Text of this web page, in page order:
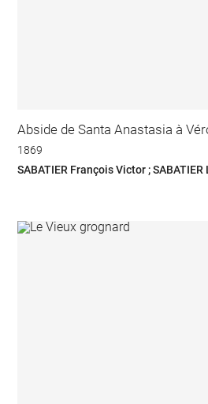
Abside de Santa Anastasia à
1869
SABATIER François